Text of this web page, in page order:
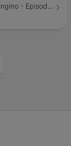
Cumulus Podcast Network | Dan Bongino - Episodio 2718